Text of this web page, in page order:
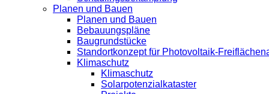
Planen und Bauen
Planen und Bauen
Bebauungspläne
Baugrundstücke
Standortkonzept für Photovoltaik-
Klimaschutz
Klimaschutz
Solarpotenzialkataster